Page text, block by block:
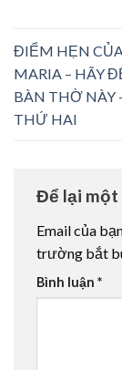
ĐIỂM HẸN
MARIA – HÃY
BÀN THỜ NÀY
THỨ HAI
Để lại một
Email của
trường bắt
Bình luận *